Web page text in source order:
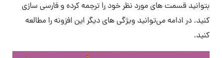
بتوانید قسمت های مورد نظر خود را ترجمه کرده و فارسی سازی
کنید. در ادامه می‌توانید ویژگی های دیگر این افزونه را مطالعه
کنید.